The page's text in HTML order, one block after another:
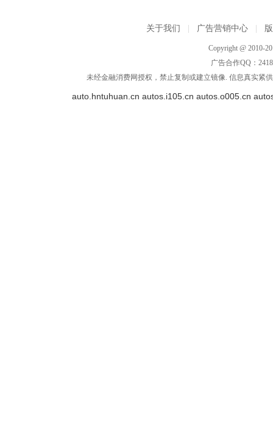
关于我们 广告营销中心
Copyright @ 2010-
广告合作QQ：
未经金融消费网授权，禁止复制或建立镜像. 信息真实紧
auto.hntuhuan.cn autos.i105.cn autos.o005.cn